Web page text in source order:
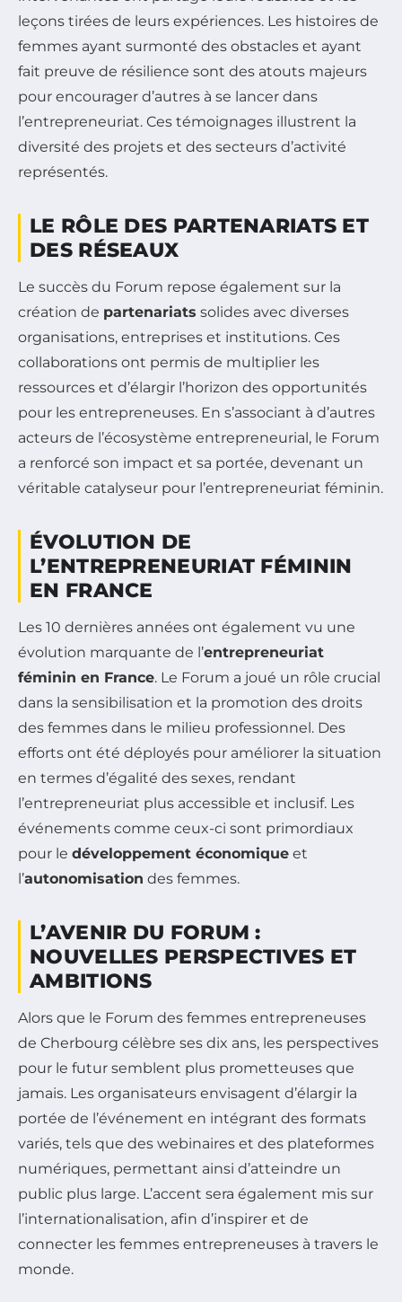
leçons tirées de leurs expériences. Les histoires de
femmes ayant surmonté des obstacles et ayant
fait preuve de résilience sont des atouts majeurs
pour encourager d’autres à se lancer dans
l’entrepreneuriat. Ces témoignages illustrent la
diversité des projets et des secteurs d’activité
représentés.
LE RÔLE DES PARTENARIATS ET
DES RÉSEAUX
Le succès du Forum repose également sur la
création de partenariats solides avec diverses
organisations, entreprises et institutions. Ces
collaborations ont permis de multiplier les
ressources et d’élargir l’horizon des opportunités
pour les entrepreneuses. En s’associant à d’autres
acteurs de l’écosystème entrepreneurial, le Forum
a renforcé son impact et sa portée, devenant un
véritable catalyseur pour l’entrepreneuriat féminin.
ÉVOLUTION DE
L’ENTREPRENEURIAT FÉMININ
EN FRANCE
Les 10 dernières années ont également vu une
évolution marquante de l’entrepreneuriat
féminin en France. Le Forum a joué un rôle crucial
dans la sensibilisation et la promotion des droits
des femmes dans le milieu professionnel. Des
efforts ont été déployés pour améliorer la situation
en termes d’égalité des sexes, rendant
l’entrepreneuriat plus accessible et inclusif. Les
événements comme ceux-ci sont primordiaux
pour le développement économique et
l’autonomisation des femmes.
L’AVENIR DU FORUM :
NOUVELLES PERSPECTIVES ET
AMBITIONS
Alors que le Forum des femmes entrepreneuses
de Cherbourg célèbre ses dix ans, les perspectives
pour le futur semblent plus prometteuses que
jamais. Les organisateurs envisagent d’élargir la
portée de l’événement en intégrant des formats
variés, tels que des webinaires et des plateformes
numériques, permettant ainsi d’atteindre un
public plus large. L’accent sera également mis sur
l’internationalisation, afin d’inspirer et de
connecter les femmes entrepreneuses à travers le
monde.